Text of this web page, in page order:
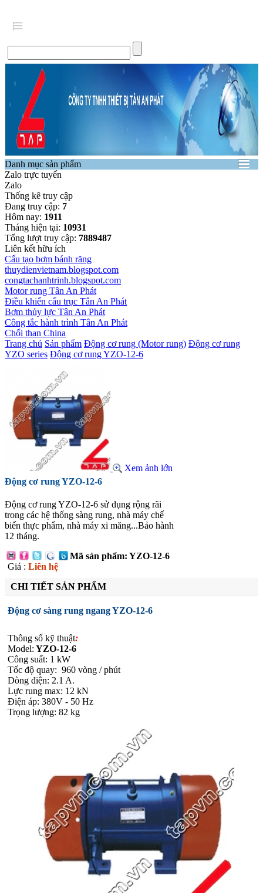
Danh mục sản phẩm
Zalo trực tuyến
Zalo
Thống kê truy cập
Đang truy cập: 7
Hôm nay: 1911
Tháng hiện tại: 10931
Tổng lượt truy cập: 7889487
Liên kết hữu ích
Cấu tạo bơm bánh răng
thuydienvietnam.blogspot.com
congtachanhtrinh.blogspot.com
Motor rung Tân An Phát
Điều khiển cẩu trục Tân An Phát
Bơm thủy lực Tân An Phát
Công tắc hành trình Tân An Phát
Chổi than China
Trang chủ Sản phẩm Động cơ rung (Motor rung) Động cơ rung
YZO series Động cơ rung YZO-12-6
Xem ảnh lớn
Động cơ rung YZO-12-6
Động cơ rung YZO-12-6 sử dụng rộng rãi
trong các hệ thống sàng rung, nhà máy chế
biến thực phẩm, nhà máy xi măng...Bảo hành
12 tháng.
Mã sản phẩm: YZO-12-6
Giá : Liên hệ
CHI TIẾT SẢN PHẨM
Động cơ sàng rung ngang YZO-12-6
Thông số kỹ thuật:
Model: YZO-12-6
Công suất: 1 kW
Tốc độ quay: 960 vòng / phút
Dòng điện: 2.1 A.
Lực rung max: 12 kN
Điện áp: 380V - 50 Hz
Trọng lượng: 82 kg